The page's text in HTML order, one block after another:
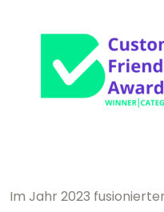
Im Jahr 2023